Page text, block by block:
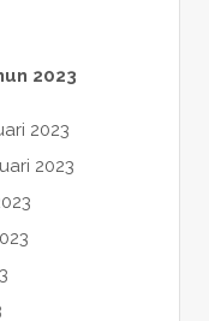
2023
2023
2023